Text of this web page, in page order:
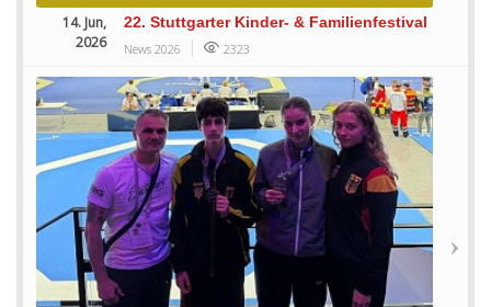
14. Jun,
2026
22. Stuttgarter Kinder- & Familienfestival
News 2026 2323